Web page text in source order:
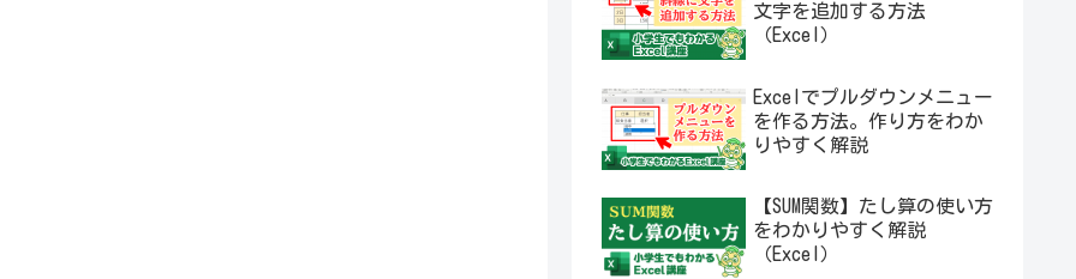
文字を追加する方法
（Excel）
Excelでプルダウンメニュー
を作る方法。作り方をわか
りやすく解説
【SUM関数】たし算の使い方
をわかりやすく解説
（Excel）